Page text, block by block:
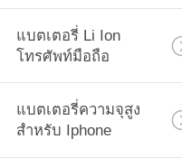
การเปลี่
สําหรับ
แบตเตอรี่ Li Ion
โทรศัพท์มือถือ
แบตเตอรี่ความจุสูง
สำหรับ Iphone